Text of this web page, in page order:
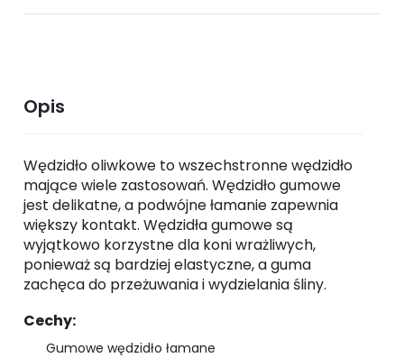
Opis
Wędzidło oliwkowe to wszechstronne wędzidło
mające wiele zastosowań. Wędzidło gumowe
jest delikatne, a podwójne łamanie zapewnia
większy kontakt. Wędzidła gumowe są
wyjątkowo korzystne dla koni wrażliwych,
ponieważ są bardziej elastyczne, a guma
zachęca do przeżuwania i wydzielania śliny.
Cechy:
Gumowe wędzidło łamane